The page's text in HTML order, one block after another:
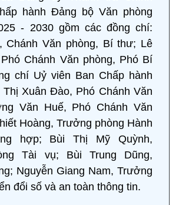
hành Đảng bộ Văn phòng
- 2030 gồm các đồng chí:
Chánh Văn phòng, Bí thư; Lê
Chánh Văn phòng, Phó Bí
chí Uỷ viên Ban Chấp hành
Thị Xuân Đào, Phó Chánh Văn
Văn Huế, Phó Chánh Văn
Hoàng, Trưởng phòng Hành
hợp; Bùi Thị Mỹ Quỳnh,
Tài vụ; Bùi Trung Dũng,
Nguyễn Giang Nam, Trưởng
đổi số và an toàn thông tin.